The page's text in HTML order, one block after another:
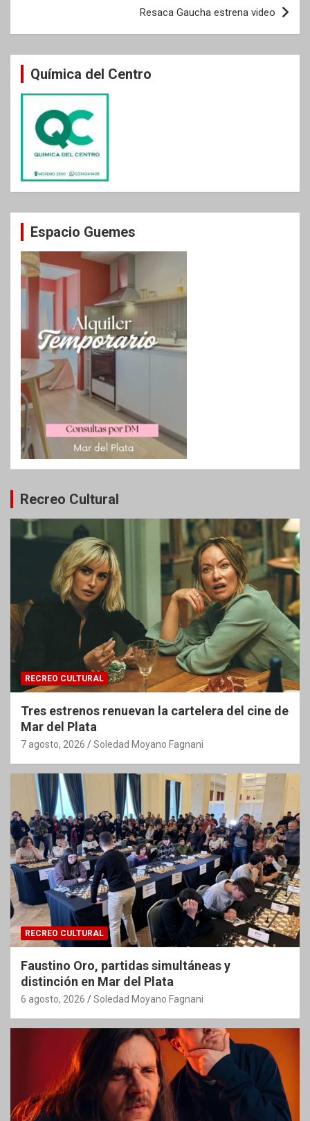
Resaca Gaucha estrena video
Química del Centro
Espacio Guemes
Recreo Cultural
RECREO CULTURAL
Tres estrenos renuevan la cartelera del cine de
Mar del Plata
7 agosto, 2026 Soledad Moyano Fagnani
RECREO CULTURAL
Faustino Oro, partidas simultáneas y
distinción en Mar del Plata
6 agosto, 2026 Soledad Moyano Fagnani